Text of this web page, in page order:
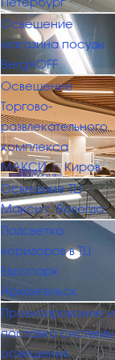
Освещение
магазина посуды
BergHOFF
Освещение
Торгово-
развлекательного
комплекса
МАКСИ, г. Киров
Освещние ТЦ
Макси г. Вологда
Подсветка
коридоров в ТЦ
Европарк
Архангельск
Проектирование и
поставка системы
освещения